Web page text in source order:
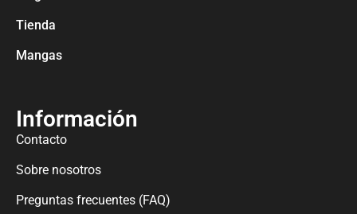
Tienda
Mangas
Información
Contacto
Sobre nosotros
Preguntas frecuentes (FAQ)